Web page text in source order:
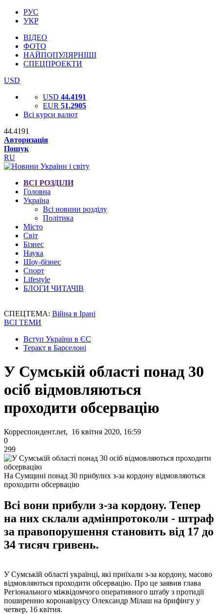
РУС
УКР
ВІДЕО
ФОТО
НАЙПОПУЛЯРНІШІ
СПЕЦПРОЕКТИ
USD
USD 44.4191
EUR 51.2905
Всі курси валют
44.4191
Авторизація
Пошук
RU
ВСІ РОЗДІЛИ
Головна
Україна
Всі новини розділу
Політика
Місто
Світ
Бізнес
Наука
Шоу-бізнес
Спорт
Lifestyle
БЛОГИ ЧИТАЧІВ
СПЕЦТЕМА: Війна в Ірані
ВСІ ТЕМИ
Вступ України в ЄС
Теракт в Барселоні
У Сумській області понад 30
осіб відмовляються
проходити обсервацію
Корреспондент.net, 16 квітня 2020, 16:59
0
299
На Сумщині понад 30 прибулих з-за кордону відмовляються
проходити обсервацію
Всі вони прибули з-за кордону. Тепер
на них склали адмінпротоколи - штраф
за правопорушення становить від 17 до
34 тисяч гривень.
У Сумській області українці, які приїхали з-за кордону, масово
відмовляються проходити обсервацію. Про це заявив глава
Регіонального міжвідомчого оперативного штабу з протидії
поширенню коронавірусу Олександр Мілаш на брифінгу у
четвер, 16 квітня.